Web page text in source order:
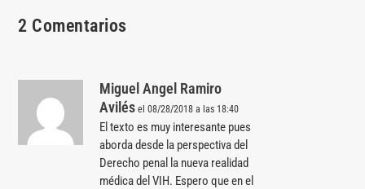
2 Comentarios
Miguel Angel Ramiro
Avilés el 08/28/2018 a las 18:40
El texto es muy interesante pues
aborda desde la perspectiva del
Derecho penal la nueva realidad
médica del VIH. Espero que en el